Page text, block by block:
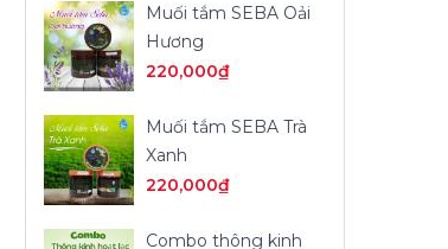
Muối tắm SEBA Oải
Hương
220,000₫
Muối tắm SEBA Trà
Xanh
220,000₫
Combo thông kinh